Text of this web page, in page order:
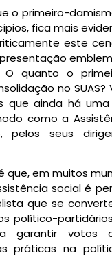
o primeiro-
fica mais
este
O quanto o
no SUAS?
que ainda há
como a
pelos seus
que, em muitos
social é
que se
político-
garantir votos
práticas na